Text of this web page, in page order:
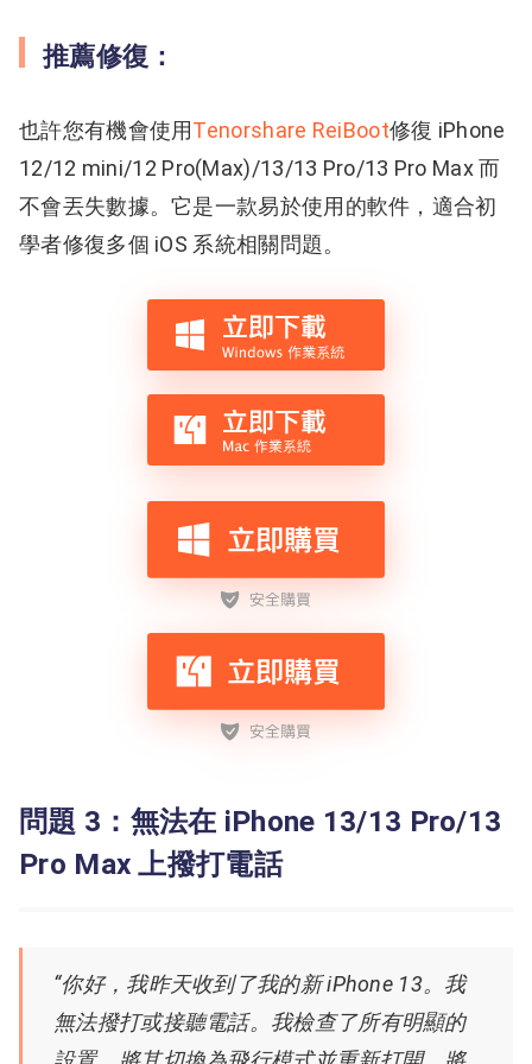
推薦修復：
也許您有機會使用Tenorshare ReiBoot修復 iPhone
12/12 mini/12 Pro(Max)/13/13 Pro/13 Pro Max 而
不會丟失數據。它是一款易於使用的軟件，適合初
學者修復多個 iOS 系統相關問題。
問題 3：無法在 iPhone 13/13 Pro/13
Pro Max 上撥打電話
“你好，我昨天收到了我的新 iPhone 13。 我
無法撥打或接聽電話。 我檢查了所有明顯的